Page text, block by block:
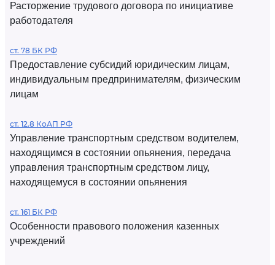
Расторжение трудового договора по инициативе
работодателя
ст. 78 БК РФ
Предоставление субсидий юридическим лицам,
индивидуальным предпринимателям, физическим
лицам
ст. 12.8 КоАП РФ
Управление транспортным средством водителем,
находящимся в состоянии опьянения, передача
управления транспортным средством лицу,
находящемуся в состоянии опьянения
ст. 161 БК РФ
Особенности правового положения казенных
учреждений